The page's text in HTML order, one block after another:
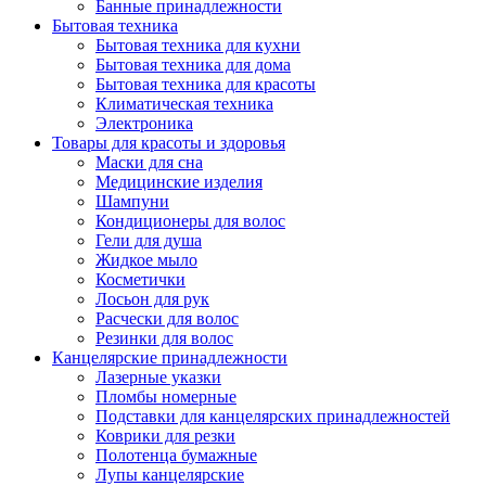
Банные принадлежности
Бытовая техника
Бытовая техника для кухни
Бытовая техника для дома
Бытовая техника для красоты
Климатическая техника
Электроника
Товары для красоты и здоровья
Маски для сна
Медицинские изделия
Шампуни
Кондиционеры для волос
Гели для душа
Жидкое мыло
Косметички
Лосьон для рук
Расчески для волос
Резинки для волос
Канцелярские принадлежности
Лазерные указки
Пломбы номерные
Подставки для канцелярских принадлежностей
Коврики для резки
Полотенца бумажные
Лупы канцелярские